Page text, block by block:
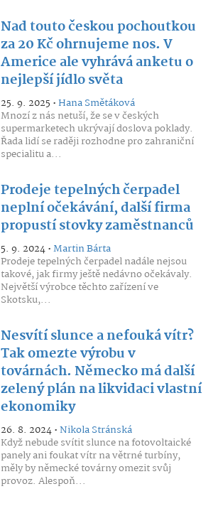
Nad touto českou pochoutkou
za 20 Kč ohrnujeme nos. V
Americe ale vyhrává anketu o
nejlepší jídlo světa
25. 9. 2025 •Hana Smětáková
Mnozí z nás netuší, že se v českých
supermarketech ukrývají doslova poklady.
Řada lidí se raději rozhodne pro zahraniční
specialitu a...
Prodeje tepelných čerpadel
neplní očekávání, další firma
propustí stovky zaměstnanců
5. 9. 2024 •Martin Bárta
Prodeje tepelných čerpadel nadále nejsou
takové, jak firmy ještě nedávno očekávaly.
Největší výrobce těchto zařízení ve
Skotsku,...
Nesvítí slunce a nefouká vítr?
Tak omezte výrobu v
továrnách. Německo má další
zelený plán na likvidaci vlastní
ekonomiky
26. 8. 2024 •Nikola Stránská
Když nebude svítit slunce na fotovoltaické
panely ani foukat vítr na větrné turbíny,
měly by německé továrny omezit svůj
provoz. Alespoň...